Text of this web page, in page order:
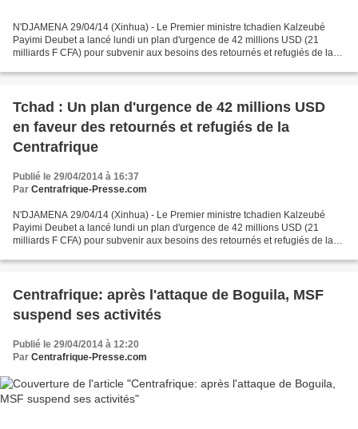
N'DJAMENA 29/04/14 (Xinhua) - Le Premier ministre tchadien Kalzeubé
Payimi Deubet a lancé lundi un plan d'urgence de 42 millions USD (21
milliards F CFA) pour subvenir aux besoins des retournés et refugiés de la
Tchad : Un plan d'urgence de 42 millions USD
en faveur des retournés et refugiés de la
Centrafrique
Publié le 29/04/2014 à 16:37
Par Centrafrique-Presse.com
N'DJAMENA 29/04/14 (Xinhua) - Le Premier ministre tchadien Kalzeubé
Payimi Deubet a lancé lundi un plan d'urgence de 42 millions USD (21
milliards F CFA) pour subvenir aux besoins des retournés et refugiés de la
Centrafrique: après l'attaque de Boguila, MSF
suspend ses activités
Publié le 29/04/2014 à 12:20
Par Centrafrique-Presse.com